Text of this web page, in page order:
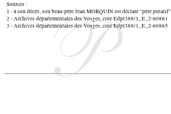
Sources :
1 - à son décès, son beau-père Jean MORQUIN est déclaré "père putatif"
2 - Archives départementales des Vosges, cote Edpt388/1_E_2-60861
3 - Archives départementales des Vosges, cote Edpt388/1_E_2-60865